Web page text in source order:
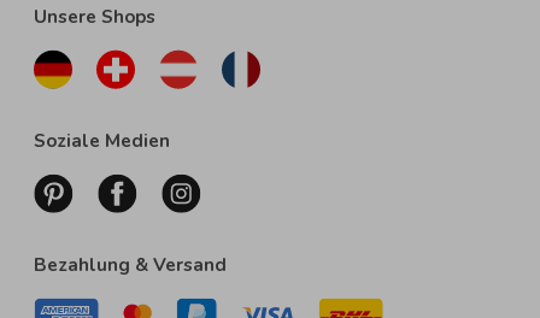
Unsere Shops
Soziale Medien
Bezahlung & Versand